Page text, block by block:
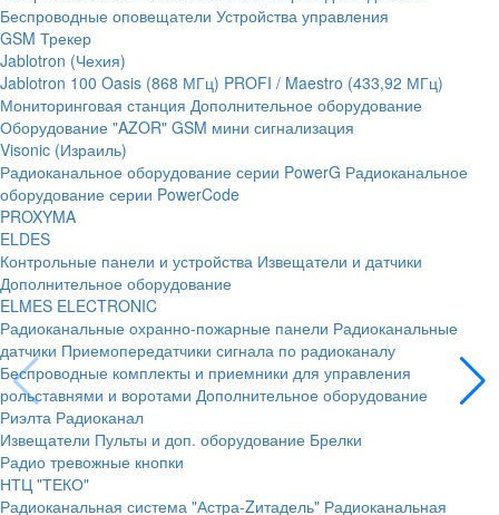
Беспроводные оповещатели Устройства управления
GSM Трекер
Jablotron (Чехия)
Jablotron 100 Oasis (868 МГц) PROFI / Maestro (433,92 МГц)
Мониторинговая станция Дополнительное оборудование
Оборудование "AZOR" GSM мини сигнализация
Visonic (Израиль)
Радиоканальное оборудование серии PowerG Радиоканальное
оборудование серии PowerCode
PROXYMA
ELDES
Контрольные панели и устройства Извещатели и датчики
Дополнительное оборудование
ELMES ELECTRONIC
Радиоканальные охранно-пожарные панели Радиоканальные
датчики Приемопередатчики сигнала по радиоканалу
Беспроводные комплекты и приемники для управления
рольставнями и воротами Дополнительное оборудование
Риэлта Радиоканал
Извещатели Пульты и доп. оборудование Брелки
Радио тревожные кнопки
НТЦ "ТЕКО"
Радиоканальная система "Астра-Zитадель" Радиоканальная